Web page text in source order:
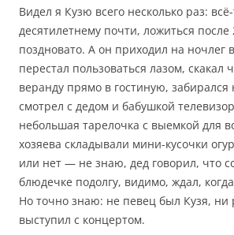
Видел я Кузю всего несколько раз:
десятилетнему почти, ложиться после
поздновато. А он приходил на ночлег
перестал пользоваться лазом, скакал
веранду прямо в гостиную,
смотрел с дедом и бабушкой
небольшая тарелочка с выемкой для
хозяева складывали мини-кусочки
или нет — не знаю, дед говорил, что
блюдечке подолгу, видимо, ждал,
Но точно знаю: не певец был Кузя, ни
выступил с концертом.